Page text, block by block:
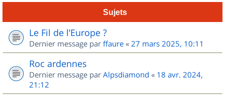
Sujets
Le Fil de l’Europe ?
Dernier message par ffaure « 27 mars 2025, 10:11
Roc ardennes
Dernier message par Alpsdiamond « 18 avr. 2024,
21:12